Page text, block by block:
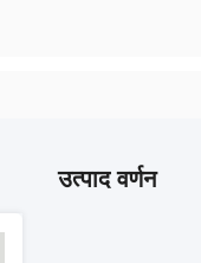
उत्पाद वर्णन